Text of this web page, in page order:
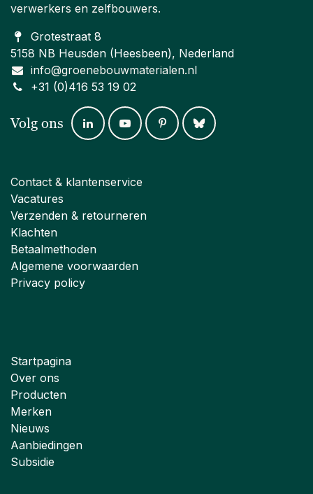
verwerkers en zelfbouwers.
Grotestraat 8
5158 NB Heusden (Heesbeen), Nederland
info@groenebouwmaterialen.nl
+31 (0)416 53 19 02
Volg ons
Contact & klantenservice
Vacatures
Verzenden & retourneren
Klachten
Betaalmethoden
Algemene voorwaarden
Privacy policy
Startpagina
Over ons
Producten
Merken
Nieuws
Aanbiedingen
Subsidie